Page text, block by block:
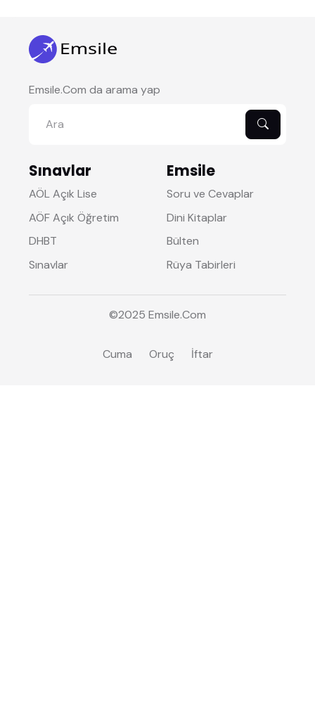
Emsile.Com da arama yap
Sınavlar
AÖL Açık Lise
AÖF Açık Öğretim
DHBT
Sınavlar
Emsile
Soru ve Cevaplar
Dini Kitaplar
Bülten
Rüya Tabirleri
©2025 Emsile.Com
Cuma Oruç İftar